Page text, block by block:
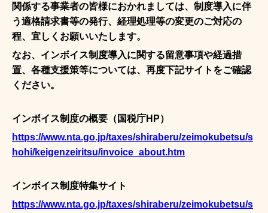
関係する事業者の皆様におかれましては、制度導入に伴
う適格請求書等の発行、経理処理等の変更のご対応の
程、宜しくお願いいたします。
なお、インボイス制度導入に関する留意事項や経過措
置、各種支援策等については、再度下記サイトをご確認
ください。
インボイス制度の概要（国税庁HP）
https://www.nta.go.jp/taxes/shiraberu/zeimokubetsu/s
hohi/keigenzeiritsu/invoice_about.htm
インボイス制度特集サイト
https://www.nta.go.jp/taxes/shiraberu/zeimokubetsu/s